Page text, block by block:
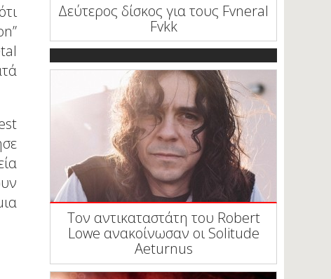
Δεύτερος δίσκος για τους Fvneral
Fvkk
Τον αντικαταστάτη του Robert
Lowe ανακοίνωσαν οι Solitude
Aeturnus